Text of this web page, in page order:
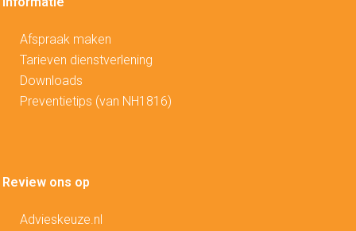
Afspraak maken
Tarieven dienstverlening
Downloads
Preventietips (van NH1816)
Review ons op
Advieskeuze.nl